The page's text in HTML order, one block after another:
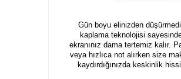
Gün boyu elinizden
kaplama teknolojisi
ekranınız dama tertemiz kalır.
veya hızlıca not alırken size
kaydırdığınızda keskinlik